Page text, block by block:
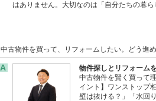
はありません。大切なのは「自分たちの
中古物件を買って、リフォームしたい。どう進
A
物件探しとリフォーム
中古物件を賢く買って
イント】ワンストップ
壁は抜ける？」「水回